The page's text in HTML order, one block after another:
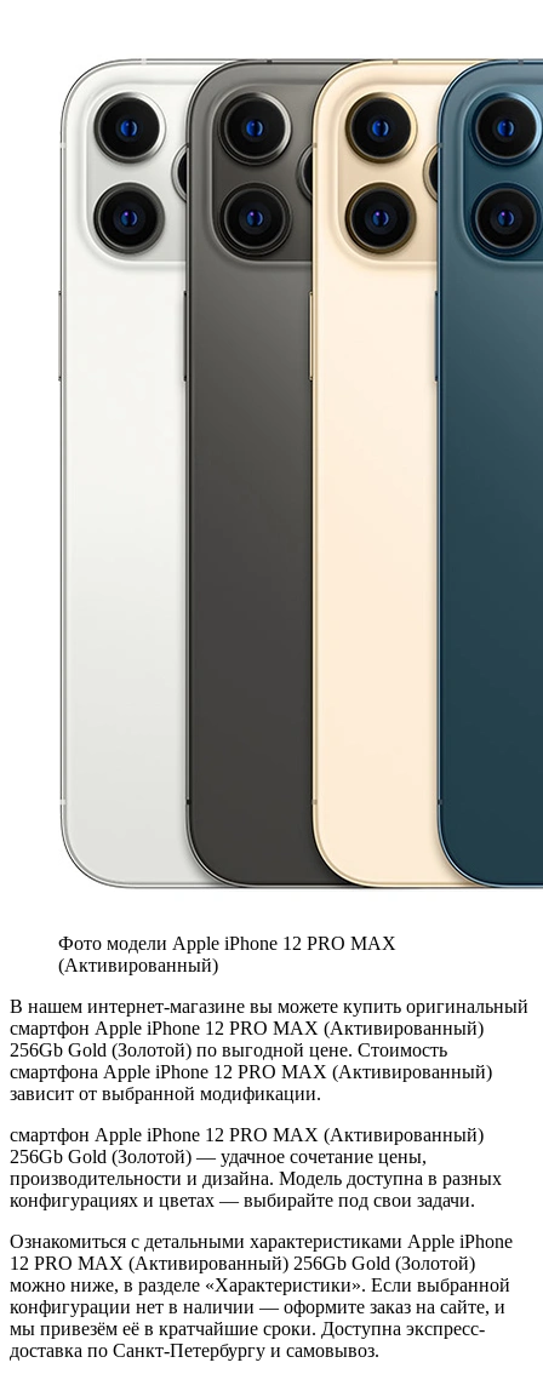
Фото модели Apple iPhone 12 PRO MAX
(Активированный)
В нашем интернет-магазине вы можете купить оригинальный
смартфон Apple iPhone 12 PRO MAX (Активированный)
256Gb Gold (Золотой) по выгодной цене. Стоимость
смартфона Apple iPhone 12 PRO MAX (Активированный)
зависит от выбранной модификации.
смартфон Apple iPhone 12 PRO MAX (Активированный)
256Gb Gold (Золотой) — удачное сочетание цены,
производительности и дизайна. Модель доступна в разных
конфигурациях и цветах — выбирайте под свои задачи.
Ознакомиться с детальными характеристиками Apple iPhone
12 PRO MAX (Активированный) 256Gb Gold (Золотой)
можно ниже, в разделе «Характеристики». Если выбранной
конфигурации нет в наличии — оформите заказ на сайте, и
мы привезём её в кратчайшие сроки. Доступна экспресс-
доставка по Санкт-Петербургу и самовывоз.